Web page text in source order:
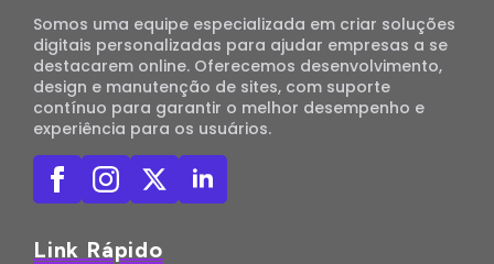
Somos uma equipe especializada em criar soluções
digitais personalizadas para ajudar empresas a se
destacarem online. Oferecemos desenvolvimento,
design e manutenção de sites, com suporte
contínuo para garantir o melhor desempenho e
experiência para os usuários.
Link Rápido